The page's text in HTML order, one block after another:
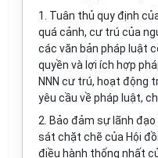
1. Tuân thủ quy định
quá cảnh, cư trú của
các văn bản pháp luật
quyền và lợi ích hợp
NNN cư trú, hoạt động
yêu cầu về pháp luật,
2. Bảo đảm sự lãnh
sát chặt chẽ của Hội
điều hành thống nhất